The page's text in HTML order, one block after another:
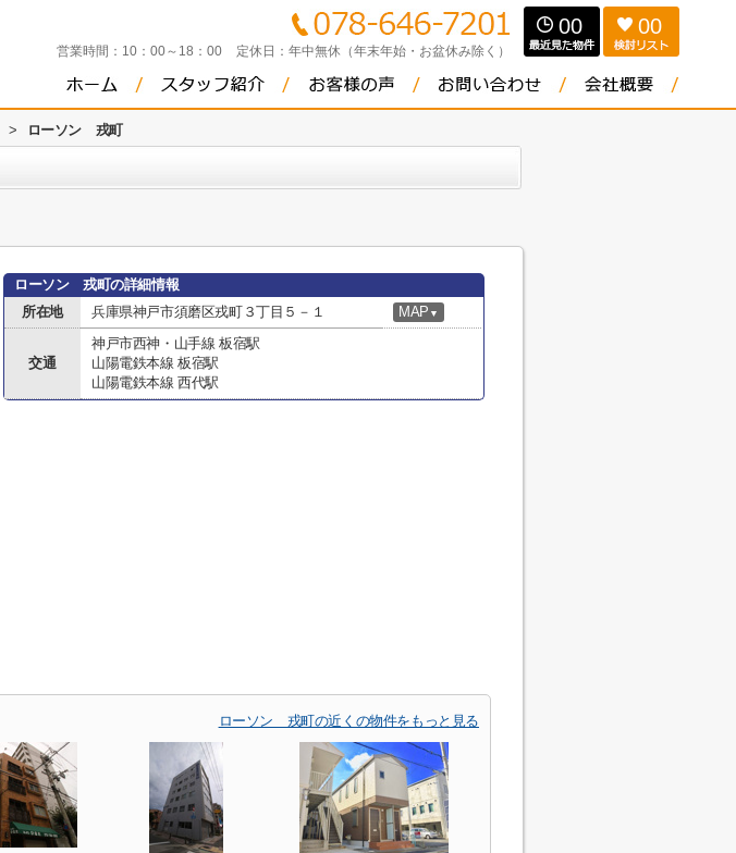
営業時間： 10：00～18：00 定休日： 年中無休（年末年始・お盆休み除く）
00 00
> ローソン 戎町
ローソン 戎町の詳細情報
所在地
兵庫県神戸市須磨区戎町３丁目５－１ MAP ▼
交通
神戸市西神・山手線 板宿駅
山陽電鉄本線 板宿駅
山陽電鉄本線 西代駅
ローソン 戎町の近くの物件をもっと見る